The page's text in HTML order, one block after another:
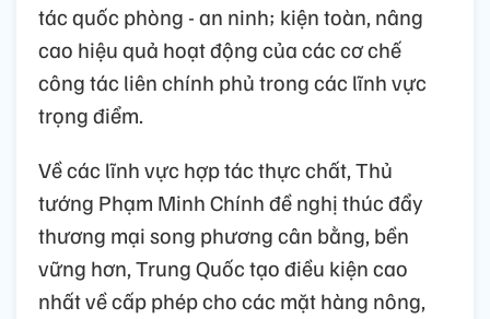
tác quốc phòng - an ninh; kiện toàn, nâng
cao hiệu quả hoạt động của các cơ chế
công tác liên chính phủ trong các lĩnh vực
trọng điểm.
Về các lĩnh vực hợp tác thực chất, Thủ
tướng Phạm Minh Chính đề nghị thúc đẩy
thương mại song phương cân bằng, bền
vững hơn, Trung Quốc tạo điều kiện cao
nhất về cấp phép cho các mặt hàng nông,